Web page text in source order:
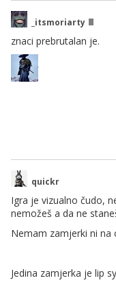
_itsmoriarty
znaci prebrutalan je.
quickr
Igra je vizualno čudo,
nemožeš a da ne
Nemam zamjerki ni na
Jedina zamjerka je lip